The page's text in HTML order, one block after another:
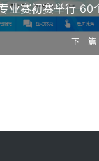
业赛初赛举行 60
下一篇